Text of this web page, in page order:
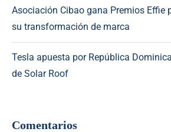
Asociación Cibao gana Premios Effie
su transformación de marca
Tesla apuesta por República
de Solar Roof
Comentarios